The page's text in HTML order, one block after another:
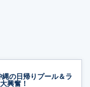
の日帰りプール＆ラ
興奮！